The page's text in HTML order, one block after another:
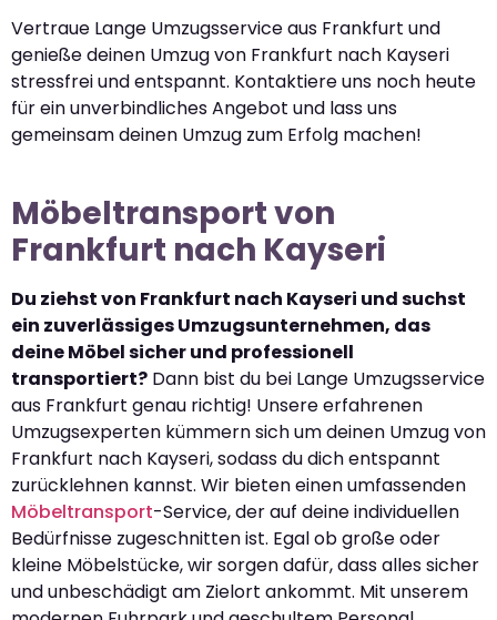
Vertraue Lange Umzugsservice aus Frankfurt und
genieße deinen Umzug von Frankfurt nach Kayseri
stressfrei und entspannt. Kontaktiere uns noch heute
für ein unverbindliches Angebot und lass uns
gemeinsam deinen Umzug zum Erfolg machen!
Möbeltransport von
Frankfurt nach Kayseri
Du ziehst von Frankfurt nach Kayseri und suchst
ein zuverlässiges Umzugsunternehmen, das
deine Möbel sicher und professionell
transportiert? Dann bist du bei Lange Umzugsservice
aus Frankfurt genau richtig! Unsere erfahrenen
Umzugsexperten kümmern sich um deinen Umzug von
Frankfurt nach Kayseri, sodass du dich entspannt
zurücklehnen kannst. Wir bieten einen umfassenden
Möbeltransport-Service, der auf deine individuellen
Bedürfnisse zugeschnitten ist. Egal ob große oder
kleine Möbelstücke, wir sorgen dafür, dass alles sicher
und unbeschädigt am Zielort ankommt. Mit unserem